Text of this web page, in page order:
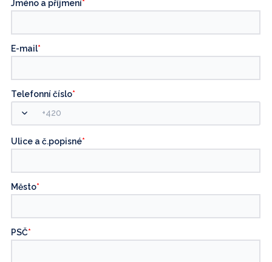
Jméno a příjmení*
E-mail*
Telefonní číslo*
Ulice a č.popisné*
Město*
PSČ*